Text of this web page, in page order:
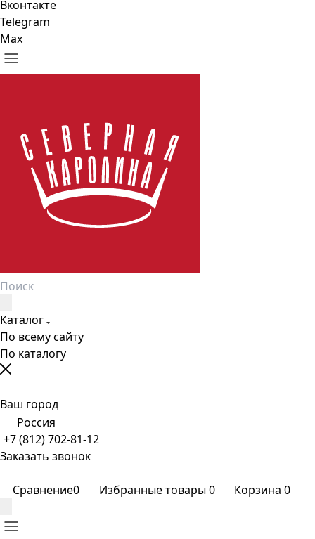
Вконтакте
Telegram
Max
Каталог
По всему сайту
По каталогу
Ваш город
Россия
+7 (812) 702-81-12
Заказать звонок
Сравнение0 Избранные товары0 Корзина 0